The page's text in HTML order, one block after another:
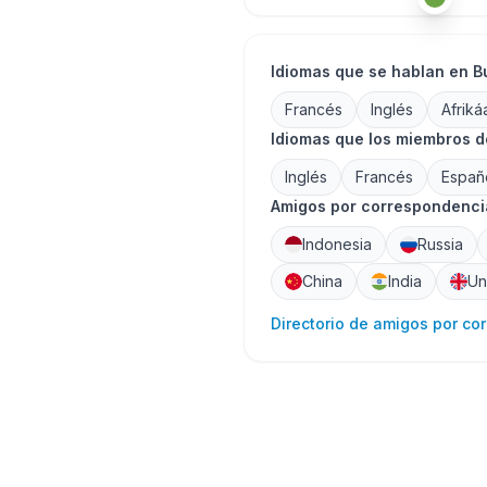
Idiomas que se hablan en
Francés Inglés
Idiomas que los miembros
Inglés Francés
Amigos por
Indonesia
Russia
China
India
Directorio de amigos por